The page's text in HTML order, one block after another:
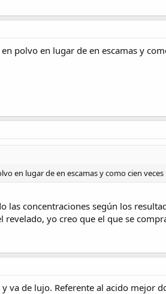
polvo en lugar de en escamas y
en lugar de en escamas y como cien
las concentraciones según los
yo creo que el que se
va de lujo. Referente al acido mejor